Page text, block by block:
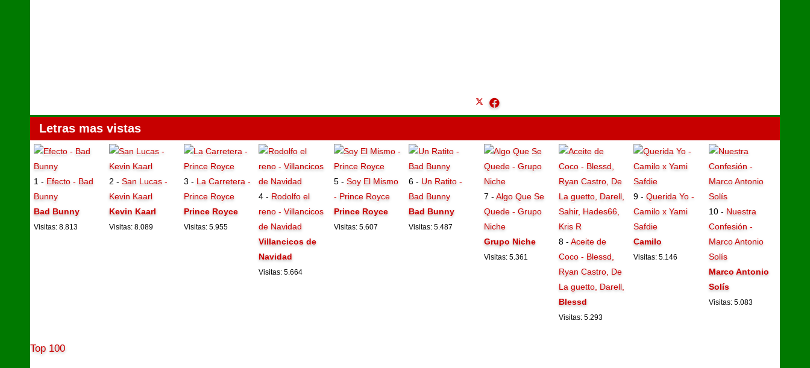
Letras mas vistas
1 - Efecto - Bad
Bunny
Bad Bunny
Visitas: 8.813
2 - San Lucas -
Kevin Kaarl
Kevin Kaarl
Visitas: 8.089
3 - La Carretera -
Prince Royce
Prince Royce
Visitas: 5.955
4 - Rodolfo el
reno - Villancicos
de Navidad
Villancicos de
Navidad
Visitas: 5.664
5 - Soy El Mismo
- Prince Royce
Prince Royce
Visitas: 5.607
6 - Un Ratito -
Bad Bunny
Bad Bunny
Visitas: 5.487
7 - Algo Que Se
Quede - Grupo
Niche
Grupo Niche
Visitas: 5.361
8 - Aceite de
Coco - Blessd,
Ryan Castro, De
La guetto, Darell,
Blessd
Visitas: 5.293
9 -Querida Yo -
Camilo x Yami
Safdie
Camilo
Visitas: 5.146
10 - Nuestra
Confesión -
Marco Antonio
Solís
Marco Antonio
Solís
Visitas: 5.083
Top 100